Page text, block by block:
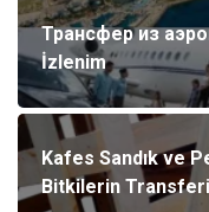
Трансфер из
İzlenim
Kafes Sandık ve
Bitkilerin Transferi